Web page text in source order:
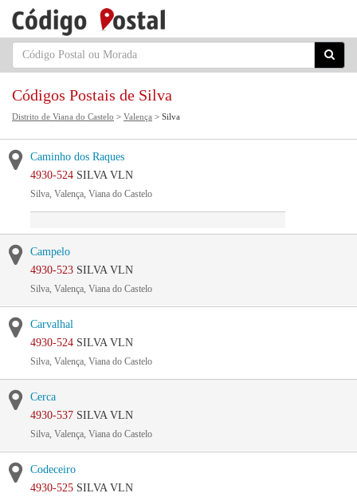
Códigos Postais de Silva
Distrito de Viana do Castelo > Valença > Silva
Caminho dos Raques
4930-524 SILVA VLN
Silva, Valença, Viana do Castelo
Campelo
4930-523 SILVA VLN
Silva, Valença, Viana do Castelo
Carvalhal
4930-524 SILVA VLN
Silva, Valença, Viana do Castelo
Cerca
4930-537 SILVA VLN
Silva, Valença, Viana do Castelo
Codeceiro
4930-525 SILVA VLN